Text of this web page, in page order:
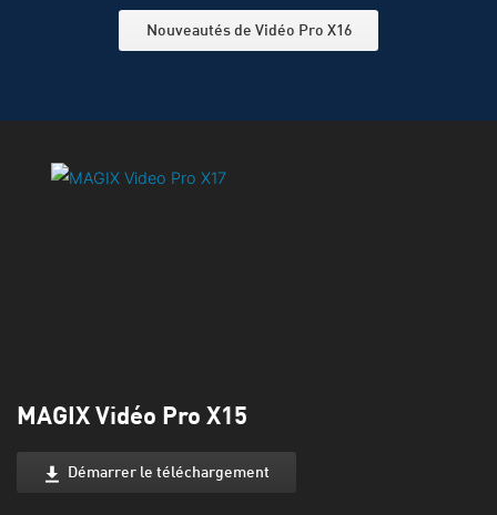
Nouveautés de Vidéo Pro X16
MAGIX Vidéo Pro X15
Démarrer le téléchargement